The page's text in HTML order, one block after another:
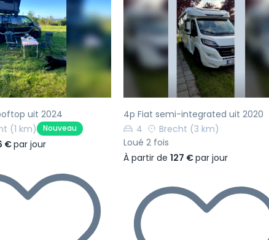
Suivant
uit 2024
(1 km) Nouveau
€par jour
Précédent
4p Fiat semi-integrated uit 2020
4
Brecht (3 km)
Loué 2 fois
À partir de 127 €par jour